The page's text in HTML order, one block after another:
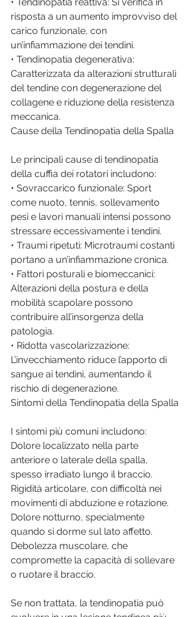
risposta a un aumento improvviso del
carico funzionale, con
un’infiammazione dei tendini.
• Tendinopatia degenerativa:
Caratterizzata da alterazioni strutturali
del tendine con degenerazione del
collagene e riduzione della resistenza
meccanica.
Cause della Tendinopatia della Spalla
Le principali cause di tendinopatia
della cuffia dei rotatori includono:
• Sovraccarico funzionale: Sport
come nuoto, tennis, sollevamento
pesi e lavori manuali intensi possono
stressare eccessivamente i tendini.
• Traumi ripetuti: Microtraumi costanti
portano a un’infiammazione cronica.
• Fattori posturali e biomeccanici:
Alterazioni della postura e della
mobilità scapolare possono
contribuire all’insorgenza della
patologia.
• Ridotta vascolarizzazione:
L’invecchiamento riduce l’apporto di
sangue ai tendini, aumentando il
rischio di degenerazione.
Sintomi della Tendinopatia della Spalla
I sintomi più comuni includono:
Dolore localizzato nella parte
anteriore o laterale della spalla,
spesso irradiato lungo il braccio.
Rigidità articolare, con difficoltà nei
movimenti di abduzione e rotazione.
Dolore notturno, specialmente
quando si dorme sul lato affetto.
Debolezza muscolare, che
compromette la capacità di sollevare
o ruotare il braccio.
Se non trattata, la tendinopatia può